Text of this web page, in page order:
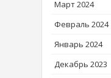
Март 2024
Февраль 2024
Январь 2024
Декабрь 2023